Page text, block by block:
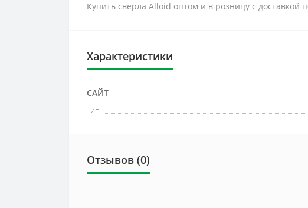
Купить сверла Alloid оптом и в розницу с
Характеристики
САЙТ
Тип
Отзывов (0)